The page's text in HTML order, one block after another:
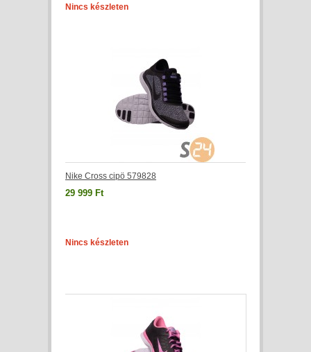
Nincs készleten
Nike Cross cipö 579828
29 999 Ft
Nincs készleten